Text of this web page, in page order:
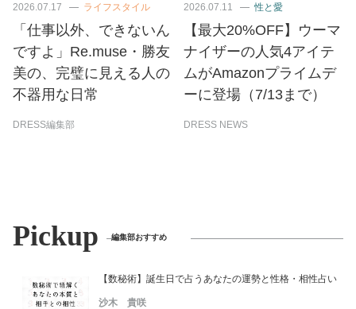
2026.07.17 ライフスタイル
「仕事以外、できないん
ですよ」Re.muse・勝友
美の、完璧に見える人の
不器用な日常
DRESS編集部
2026.07.11 性と愛
【最大20%OFF】ウーマ
ナイザーの人気4アイテ
ムがAmazonプライムデ
ーに登場（7/13まで）
DRESS NEWS
Pickup 編集部おすすめ
【数秘術】誕生日で占うあなたの運勢と性格・相性占い
沙木 貴咲